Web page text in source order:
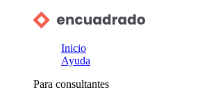
Inicio
Ayuda
Para consultantes